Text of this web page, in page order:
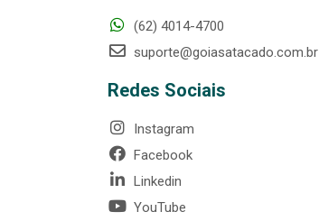
(62) 4014-4700
suporte@goiasatacado.com.br
Redes Sociais
Instagram
Facebook
Linkedin
YouTube